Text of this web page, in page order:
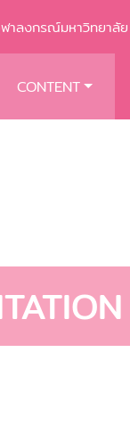
าลงกรณ์มหาวิทยาลัย
CONTENT